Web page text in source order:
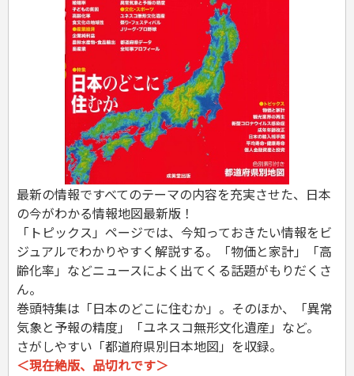
行政書士・宅建
衛生管理・運行管理
建築・土木
電気・危険物
調理師
スキル・キャリアアップ
危険物取扱者
消防設備士
登録販売者
その他資格試験
最新の情報ですべてのテーマの内容を充実させた、日本
の今がわかる情報地図最新版！
「トピックス」ページでは、今知っておきたい情報をビ
ジュアルでわかりやすく解説する。「物価と家計」「高
齢化率」などニュースによく出てくる話題がもりだくさ
ん。
巻頭特集は「日本のどこに住むか」。そのほか、「異常
気象と予報の精度」「ユネスコ無形文化遺産」など。
さがしやすい「都道府県別日本地図」を収録。
＜現在絶版、品切れです＞